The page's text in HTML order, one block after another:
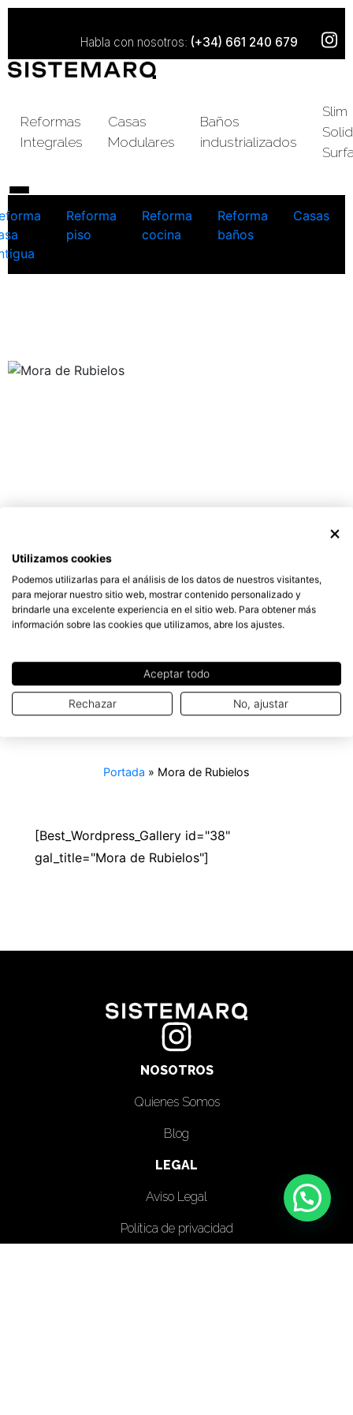
Habla con nosotros: (+34) 661 240 679
Reformas
Integrales
Casas
Modulares
Baños
industrializados
Slim
Solid
Reforma
piso
Reforma
cocina
Reforma
baños
Casas
Mora de Rubielos
Portada » Mora de Rubielos
[Best_Wordpress_Gallery id="38"
gal_title="Mora de Rubielos"]
NOSOTROS
Quienes Somos
Blog
LEGAL
Aviso Legal
Política de privacidad
Utilizamos cookies
Podemos utilizarlas para el análisis de los datos de nuestros visitantes,
para mejorar nuestro sitio web, mostrar contenido personalizado y
brindarle una excelente experiencia en el sitio web. Para obtener más
información sobre las cookies que utilizamos, abre los ajustes.
Aceptar todo
Rechazar No, ajustar